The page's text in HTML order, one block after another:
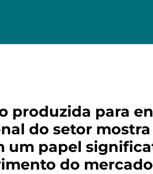
produzida para
do setor
um papel
do